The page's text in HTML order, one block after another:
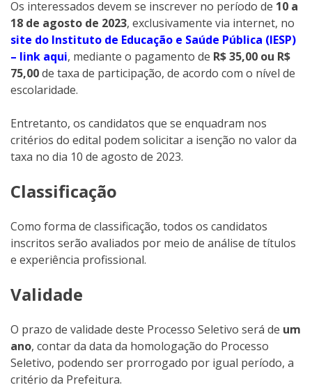
Os interessados devem se inscrever no período de 10 a
18 de agosto de 2023, exclusivamente via internet, no
site do Instituto de Educação e Saúde Pública (IESP)
– link aqui, mediante o pagamento de R$ 35,00 ou R$
75,00de taxa de participação, de acordo com o nível de
escolaridade.
Entretanto, os candidatos que se enquadram nos
critérios do edital podem solicitar a isenção no valor da
taxa no dia 10 de agosto de 2023.
Classificação
Como forma de classificação, todos os candidatos
inscritos serão avaliados por meio de análise de títulos
e experiência profissional.
Validade
O prazo de validade deste Processo Seletivo será de um
ano, contar da data da homologação do Processo
Seletivo, podendo ser prorrogado por igual período, a
critério da Prefeitura.